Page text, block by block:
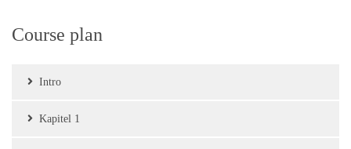
Course plan
Intro
Kapitel 1